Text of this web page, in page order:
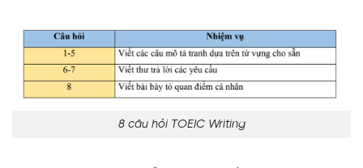
8 câu hỏi TOEIC Writing